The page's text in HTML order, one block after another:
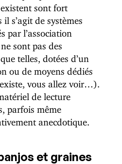
sont fort
s’agit de systèmes
par l’association
sont pas des
telles, dotées d’un
ou de moyens dédiés
vous allez voir…).
de lecture
parfois même
anecdotique.
et graines